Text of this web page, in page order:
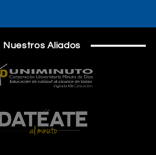
Nuestros Aliados